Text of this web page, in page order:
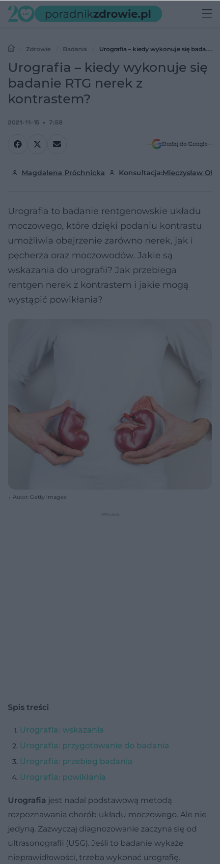
Zdrowie Badania
Urografia – kiedy wykonuje się badanie
RTG nerek z kontrastem?
Urografia – kiedy wykonuje się
badanie RTG nerek z
kontrastem?
2021-11-15 7:58
Dodaj do Google
Magdalena Próchnicka Konsultacja:Mieczysław
Urografia to badanie rentgenowskie układu
moczowego, które dzięki podaniu kontrastu
umożliwia obejrzenie zarówno nerek, jak i
pęcherza oraz moczowodów. Jakie są
wskazania do urografii? Jak przebiega
rentgen nerek z kontrastem i jakie mogą
wystąpić powikłania?
Autor: Getty Images
Spis treści
Urografia: wskazania
Urografia: przygotowanie do badania
Urografia: przebieg badania
Urografia: powikłania
Urografia jest nadal podstawową metodą
rozpoznawania chorób układu moczowego. Ale nie
jedyną. Zazwyczaj diagnozowanie zaczyna się od
ultrasonografii (USG). Jeśli to badanie wykaże
nieprawidłowości, trzeba wykonać urografię.